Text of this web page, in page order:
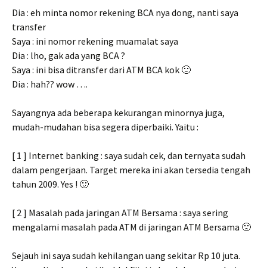
Dia : eh minta nomor rekening BCA nya dong, nanti saya
transfer
Saya : ini nomor rekening muamalat saya
Dia : lho, gak ada yang BCA ?
Saya : ini bisa ditransfer dari ATM BCA kok 🙂
Dia : hah?? wow ….
Sayangnya ada beberapa kekurangan minornya juga,
mudah-mudahan bisa segera diperbaiki. Yaitu :
[ 1 ] Internet banking : saya sudah cek, dan ternyata sudah
dalam pengerjaan. Target mereka ini akan tersedia tengah
tahun 2009. Yes ! 🙂
[ 2 ] Masalah pada jaringan ATM Bersama : saya sering
mengalami masalah pada ATM di jaringan ATM Bersama 🙁
Sejauh ini saya sudah kehilangan uang sekitar Rp 10 juta.